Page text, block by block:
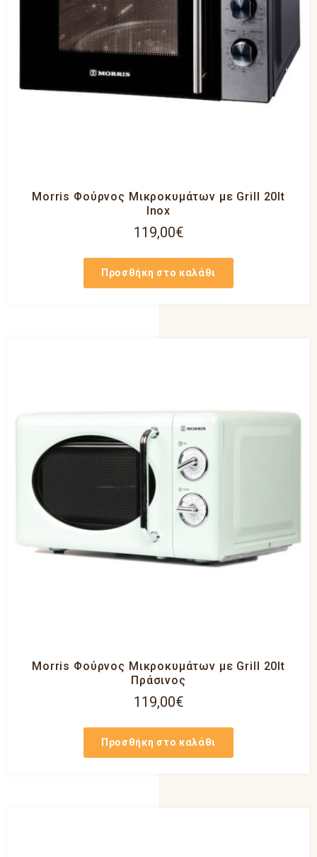
Morris Φούρνος Μικροκυμάτων με Grill 20lt
Inox
119,00€
Προσθήκη στο καλάθι
Morris Φούρνος Μικροκυμάτων με Grill 20lt
Πράσινος
119,00€
Προσθήκη στο καλάθι